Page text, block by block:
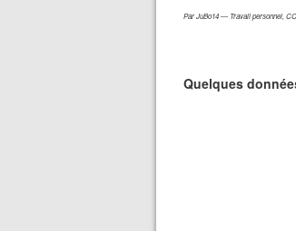
Par JuBo14 — Travail personnel,
Quelques